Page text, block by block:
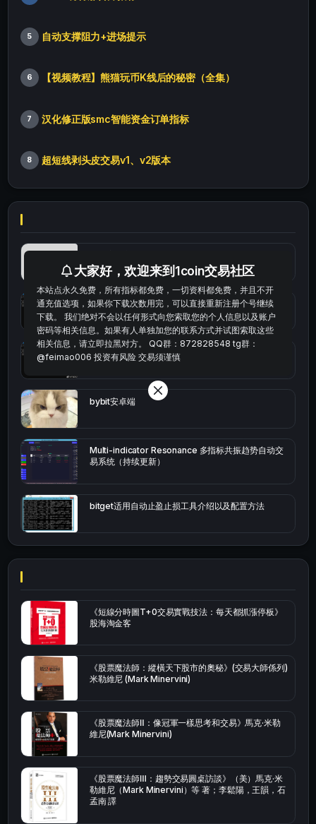
5 自动支撑阻力+进场提示
6 【视频教程】熊猫玩币K线后的秘密（全集）
7 汉化修正版smc智能资金订单指标
8 超短线剥头皮交易v1、v2版本
统计涨跌幅的python代码
okx的短线量化的免费版本
bybit安卓端
Multi-indicator Resonance 多指标共振趋势自动交
易系统（持续更新）
bitget适用自动止盈止损工具介绍以及配置方法
《短線分時圖T+0交易實戰技法：每天都抓漲停板》
股海淘金客
《股票魔法師：縱橫天下股市的奧秘》(交易大師係列)
米勒維尼 (Mark Minervini)
《股票魔法師Ⅱ：像冠軍一樣思考和交易》馬克·米勒
維尼(Mark Minervini)
《股票魔法師Ⅲ：趨勢交易圓桌訪談》（美）馬克·米
勒維尼（Mark Minervini）等 著；李鬆陽，王韻，石
孟南 譯
大家好，欢迎来到1coin交易社区
本站点永久免费，所有指标都免费，一切资料都免费，并且不开
通充值选项，如果你下载次数用完，可以直接重新注册个号继续
下载。 我们绝对不会以任何形式向您索取您的个人信息以及账户
密码等相关信息。如果有人单独加您的联系方式并试图索取这些
相关信息，请立即拉黑对方。 QQ群：872828548 tg群：
@feimao006 投资有风险 交易须谨慎